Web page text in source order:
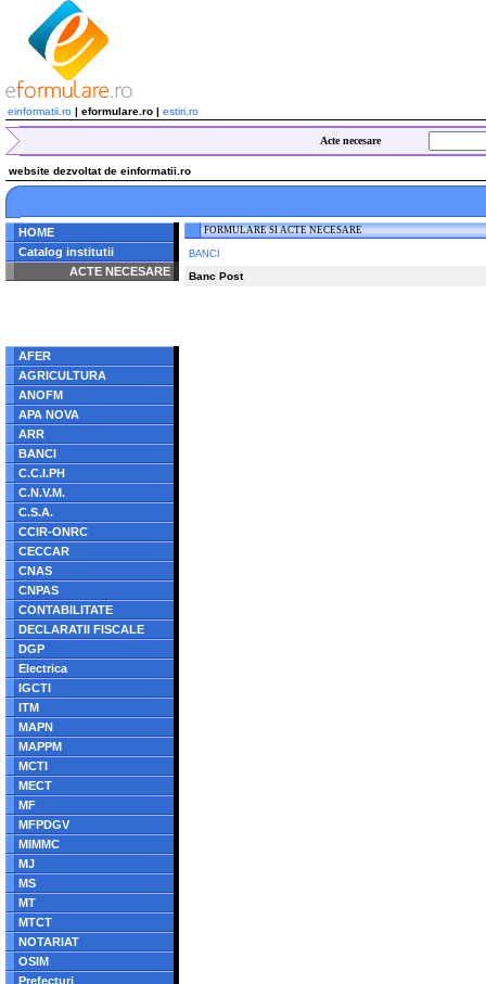
einformatii.ro | eformulare.ro | estiri.ro
Acte necesare
website dezvoltat de einformatii.ro
HOME
Catalog institutii
ACTE NECESARE
AFER
AGRICULTURA
ANOFM
APA NOVA
ARR
BANCI
C.C.I.PH
C.N.V.M.
C.S.A.
CCIR-ONRC
CECCAR
CNAS
CNPAS
CONTABILITATE
DECLARATII FISCALE
DGP
Electrica
IGCTI
ITM
MAPN
MAPPM
MCTI
MECT
MF
MFPDGV
MIMMC
MJ
MS
MT
MTCT
NOTARIAT
OSIM
Prefecturi
FORMULARE SI ACTE NECESARE
BANCI
Banc Post